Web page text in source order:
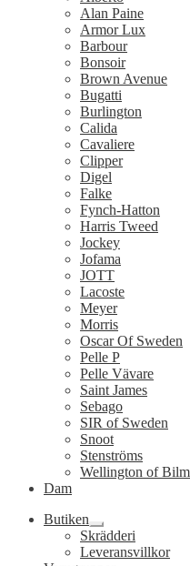
Alan Paine
Armor Lux
Barbour
Bonsoir
Brown Avenue
Bugatti
Burlington
Calida
Cavaliere
Clipper
Digel
Falke
Fynch-Hatton
Harris Tweed
Jockey
Jofama
JOTT
Lacoste
Meyer
Morris
Oscar Of Sweden
Pelle P
Pelle Vävare
Saint James
Sebago
SIR of Sweden
Snoot
Stenströms
Wellington of
Dam
Butiken
Expandera
undermeny
Skrädderi
Leveransvillkor